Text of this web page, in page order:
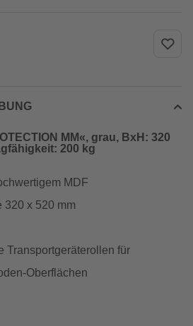
MM«, grau, BxH: 320
200 kg
MDF
320 x 520 mm
Transportgeräterollen für
Oberflächen